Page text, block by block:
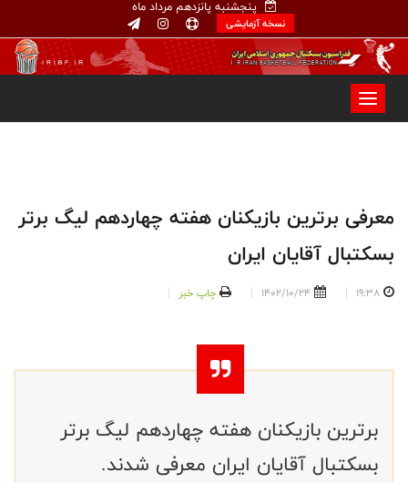
پنجشنبه پانزدهم مرداد ماه
نسخه آزمایشی
معرفی برترین بازیکنان هفته چهاردهم لیگ برتر
بسکتبال آقایان ایران
19:38
1402/10/24 چاپ خبر
برترین بازیکنان هفته چهاردهم لیگ برتر
بسکتبال آقایان ایران معرفی شدند.